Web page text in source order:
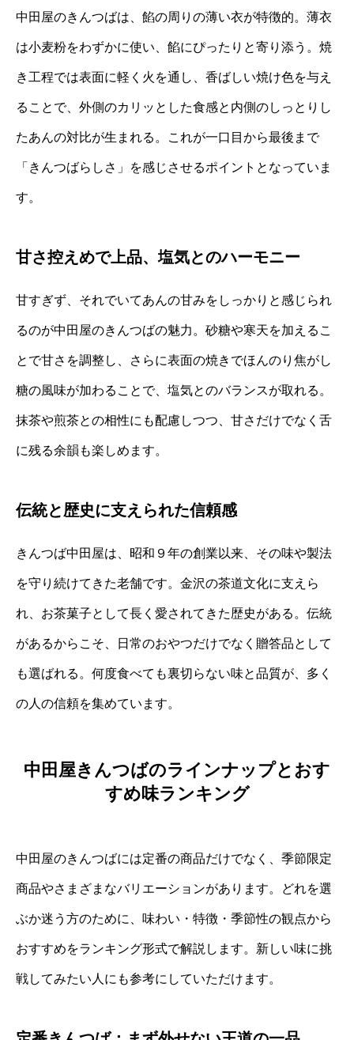
中田屋のきんつばは、餡の周りの薄い衣が特徴的。薄衣
は小麦粉をわずかに使い、餡にぴったりと寄り添う。焼
き工程では表面に軽く火を通し、香ばしい焼け色を与え
ることで、外側のカリッとした食感と内側のしっとりし
たあんの対比が生まれる。これが一口目から最後まで
「きんつばらしさ」を感じさせるポイントとなっていま
す。
甘さ控えめで上品、塩気とのハーモニー
甘すぎず、それでいてあんの甘みをしっかりと感じられ
るのが中田屋のきんつばの魅力。砂糖や寒天を加えるこ
とで甘さを調整し、さらに表面の焼きでほんのり焦がし
糖の風味が加わることで、塩気とのバランスが取れる。
抹茶や煎茶との相性にも配慮しつつ、甘さだけでなく舌
に残る余韻も楽しめます。
伝統と歴史に支えられた信頼感
きんつば中田屋は、昭和９年の創業以来、その味や製法
を守り続けてきた老舗です。金沢の茶道文化に支えら
れ、お茶菓子として長く愛されてきた歴史がある。伝統
があるからこそ、日常のおやつだけでなく贈答品として
も選ばれる。何度食べても裏切らない味と品質が、多く
の人の信頼を集めています。
中田屋きんつばのラインナップとおす
すめ味ランキング
中田屋のきんつばには定番の商品だけでなく、季節限定
商品やさまざまなバリエーションがあります。どれを選
ぶか迷う方のために、味わい・特徴・季節性の観点から
おすすめをランキング形式で解説します。新しい味に挑
戦してみたい人にも参考にしていただけます。